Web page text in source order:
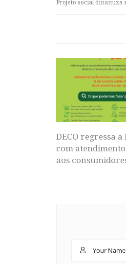
Projeto social dinamiza
DECO regressa a
com
aos